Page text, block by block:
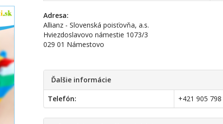
Adresa:
Allianz - Slovenská poisťovňa, a.s.
Hviezdoslavovo námestie 1073/3
029 01 Námestovo
Ďalšie informácie
Telefón: +421 905 798